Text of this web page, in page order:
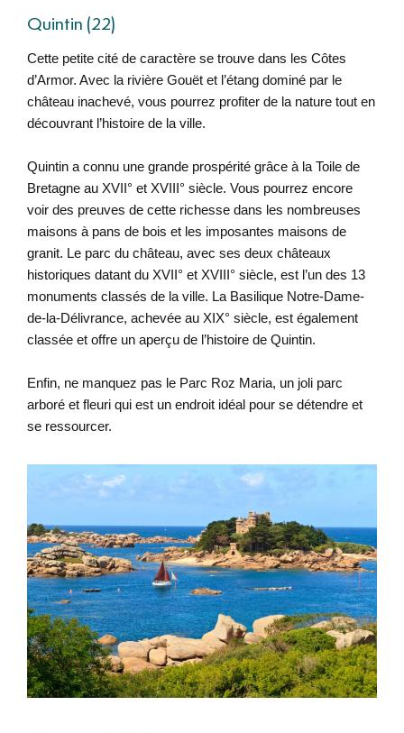
Quintin (22)
Cette petite cité de caractère se trouve dans les Côtes
d’Armor. Avec la rivière Gouët et l’étang dominé par le
château inachevé, vous pourrez profiter de la nature tout en
découvrant l’histoire de la ville.
Quintin a connu une grande prospérité grâce à la Toile de
Bretagne au XVII° et XVIII° siècle. Vous pourrez encore
voir des preuves de cette richesse dans les nombreuses
maisons à pans de bois et les imposantes maisons de
granit. Le parc du château, avec ses deux châteaux
historiques datant du XVII° et XVIII° siècle, est l’un des 13
monuments classés de la ville. La Basilique Notre-Dame-
de-la-Délivrance, achevée au XIX° siècle, est également
classée et offre un aperçu de l’histoire de Quintin.
Enfin, ne manquez pas le Parc Roz Maria, un joli parc
arboré et fleuri qui est un endroit idéal pour se détendre et
se ressourcer.